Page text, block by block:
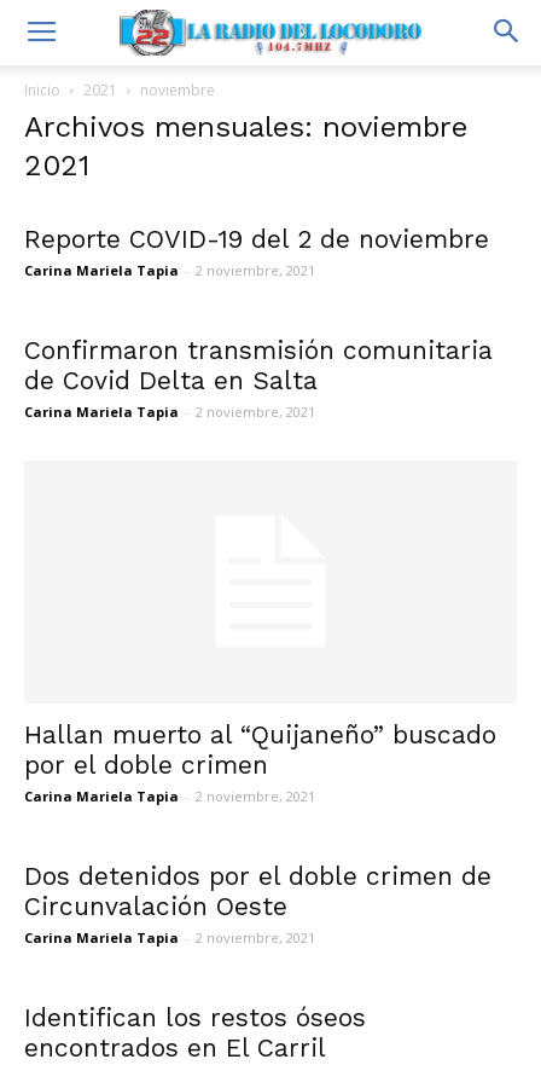
Inicio 2021 noviembre
Archivos mensuales: noviembre
2021
Reporte COVID-19 del 2 de noviembre
Carina Mariela Tapia - 2 noviembre, 2021
Confirmaron transmisión comunitaria
de Covid Delta en Salta
Carina Mariela Tapia - 2 noviembre, 2021
Hallan muerto al “Quijaneño” buscado
por el doble crimen
Carina Mariela Tapia - 2 noviembre, 2021
Dos detenidos por el doble crimen de
Circunvalación Oeste
Carina Mariela Tapia - 2 noviembre, 2021
Identifican los restos óseos
encontrados en El Carril